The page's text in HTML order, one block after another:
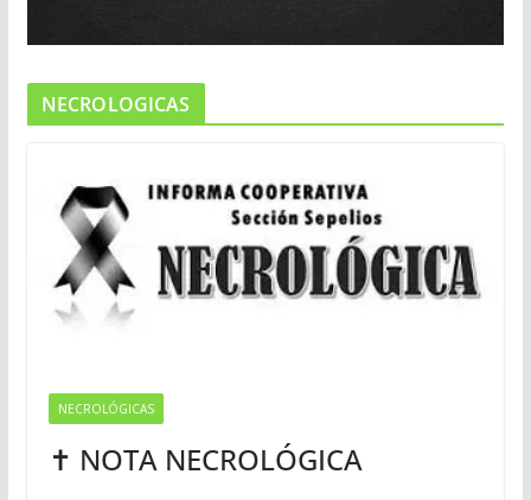
NECROLOGICAS
NECROLÓGICAS
✝ NOTA NECROLÓGICA